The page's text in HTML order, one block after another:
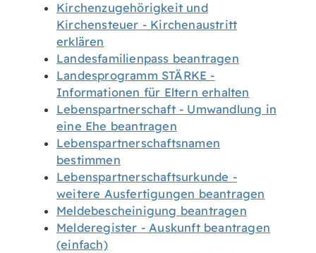
Kirchenzugehörigkeit und
Kirchensteuer - Kirchenaustritt
erklären
Landesfamilienpass beantragen
Landesprogramm STÄRKE -
Informationen für Eltern erhalten
Lebenspartnerschaft - Umwandlung in
eine Ehe beantragen
Lebenspartnerschaftsnamen
bestimmen
Lebenspartnerschaftsurkunde -
weitere Ausfertigungen beantragen
Meldebescheinigung beantragen
Melderegister - Auskunft beantragen
(einfach)